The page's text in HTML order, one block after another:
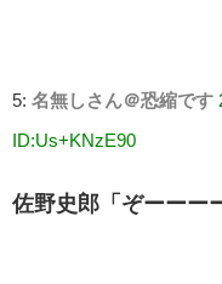
5: 名無しさん＠恐縮です
ID:Us+KNzE90
佐野史郎「ぞーーー